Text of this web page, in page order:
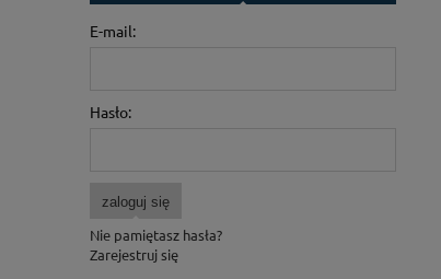
E-mail:
Hasło:
zaloguj się
Nie pamiętasz hasła?
Zarejestruj się